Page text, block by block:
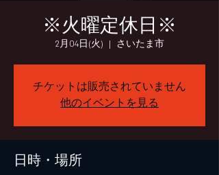
※火曜定休日※
2月04日(火)
  |
さいたま市
チケットは販売されていません
他のイベントを見る
日時・場所